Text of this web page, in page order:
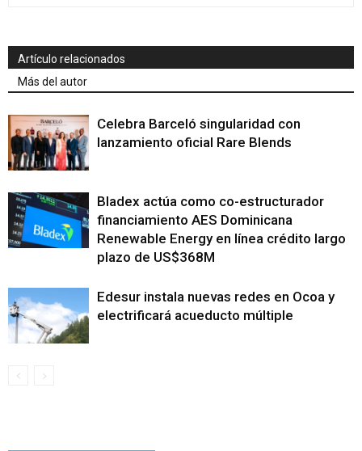
Artículo relacionados
Más del autor
Celebra Barceló singularidad con
lanzamiento oficial Rare Blends
Bladex actúa como co-estructurador
financiamiento AES Dominicana
Renewable Energy en línea crédito largo
plazo de US$368M
Edesur instala nuevas redes en Ocoa y
electrificará acueducto múltiple